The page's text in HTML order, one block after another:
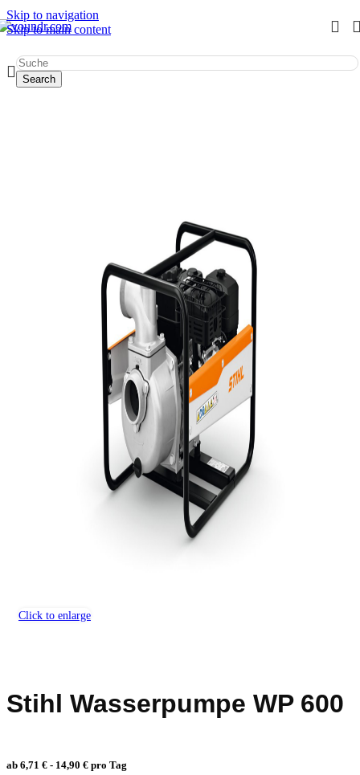
Skip to navigation
Skip to main content
Search
Start/ Werkzeug mieten
Click to enlarge
Stihl Wasserpumpe WP 600
ab 6,71 € - 14,90 € pro Tag